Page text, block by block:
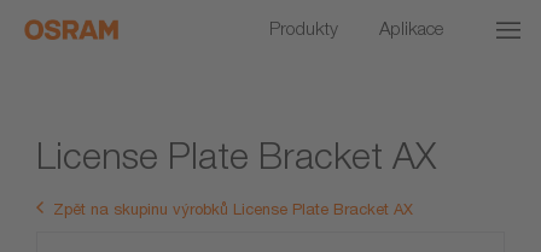
Produkty Aplikace
License Plate Bracket AX
Zpět na skupinu výrobků License Plate Bracket AX